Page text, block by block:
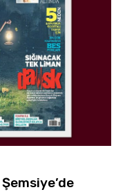
Şemsiye’de